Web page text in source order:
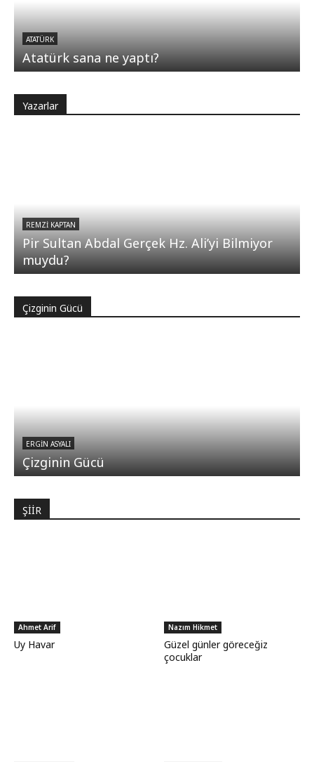
ATATÜRK
Atatürk sana ne yaptı?
Yazarlar
REMZI KAPTAN
Pir Sultan Abdal Gerçek Hz. Ali’yi Bilmiyor
muydu?
Çizginin Gücü
ERGIN ASYALI
Çizginin Gücü
ŞİİR
Ahmet Arif
Uy Havar
Nazım Hikmet
Güzel günler göreceğiz
çocuklar